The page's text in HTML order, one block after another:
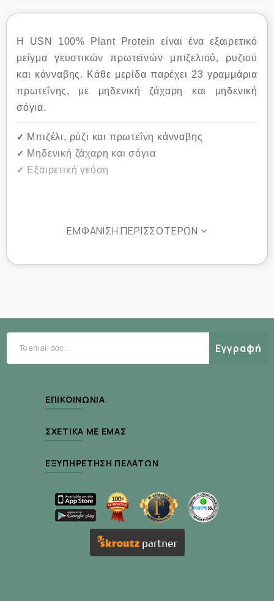
Η USN 100% Plant Protein είναι ένα εξαιρετικό
μείγμα γευστικών πρωτεϊνών μπιζελιού, ρυζιού
και κάνναβης. Κάθε μερίδα παρέχει 23 γραμμάρια
πρωτεΐνης, με μηδενική ζάχαρη και μηδενική
σόγια.
✓ Μπιζέλι, ρύζι και πρωτεΐνη κάνναβης
✓ Μηδενική ζάχαρη και σόγια
✓ Εξαιρετική γεύση
αρωματικές ουσίες & χρωστικές.
συμπυκνωμένη πρωτεΐνη ρυζιού, πρωτεΐνη
υδατανθράκων [Πίτουρο βρώμης, Κινόα,
γλυκαντικές ουσίες (σουκραλόζη, γλυκοσίδες
φουμαρικό σίδηρο, μαλτοδεξτρίνη,
* Οι εικόνες που παρουσιάζονται είναι απλώς
ενδεικτικές και για διαφημιστικούς σκοπούς
μόνο. Η τελική εικόνα του προϊόντος μπορεί να
μεταβληθεί.
ΕΜΦΆΝΙΣΗ ΠΕΡΙΣΣΌΤΕΡΩΝ
Εγγραφή
ΕΠΙΚΟΙΝΩΝΊΑ
ΣΧΕΤΙΚΆ ΜΕ ΕΜΆΣ
ΕΞΥΠΗΡΈΤΗΣΗ ΠΕΛΑΤΏΝ